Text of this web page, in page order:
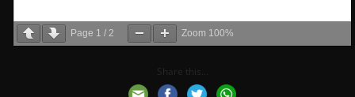
Page 1 / 2 Zoom 100%
Share this...